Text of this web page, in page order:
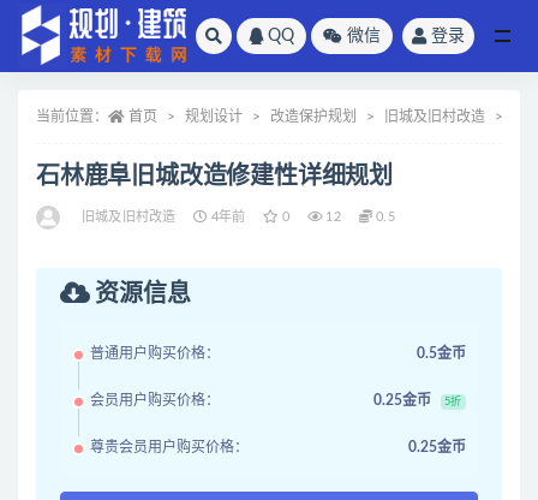
QQ 微信 登录
当前位置： 首页 规划设计 改造保护规划 旧城及旧村改造
石林鹿阜旧城改造修建性详细规划
旧城及旧村改造 4年前 0 12 0.5
资源信息
普通用户购买价格： 0.5金币
会员用户购买价格： 0.25金币 5折
尊贵会员用户购买价格： 0.25金币
全部